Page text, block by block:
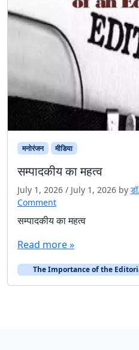
मनोरंजन मीडिया
सम्पादकीय का महत्व
July 1, 2026 / July 1, 2026 by
Comment
सम्पादकीय का महत्व
Read more »
The Importance of the